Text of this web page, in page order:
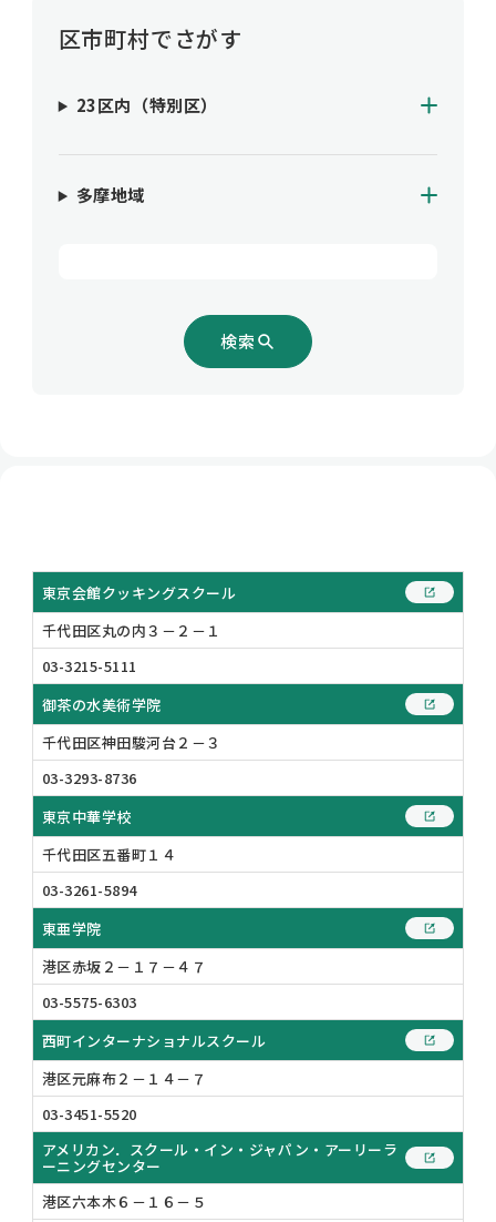
区市町村でさがす
23区内（特別区）
多摩地域
検索
東京会館クッキングスクール
千代田区丸の内３－２－１
03-3215-5111
御茶の水美術学院
千代田区神田駿河台２－３
03-3293-8736
東京中華学校
千代田区五番町１４
03-3261-5894
東亜学院
港区赤坂２－１７－４７
03-5575-6303
西町インターナショナルスクール
港区元麻布２－１４－７
03-3451-5520
アメリカン．スクール・イン・ジャパン・アーリーラ
ーニングセンター
港区六本木６－１６－５